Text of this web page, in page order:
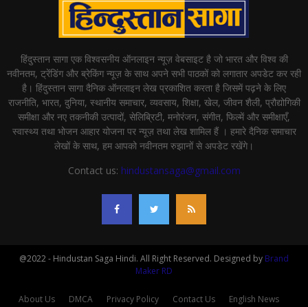
हिंदुस्तान सागा एक विश्वसनीय ऑनलाइन न्यूज़ वेबसाइट है जो भारत और विश्व की
नवीनतम, ट्रेंडिंग और ब्रेकिंग न्यूज़ के साथ अपने सभी पाठकों को लगातार अपडेट कर रही
है। हिंदुस्तान सागा दैनिक ऑनलाइन लेख प्रकाशित करता है जिसमें पढ़ने के लिए
राजनीति, भारत, दुनिया, स्थानीय समाचार, व्यवसाय, शिक्षा, खेल, जीवन शैली, प्रौद्योगिकी
समीक्षा और नए तकनीकी उत्पादों, सेलिब्रिटी, मनोरंजन, संगीत, फिल्में और समीक्षाएँ,
स्वास्थ्य तथा भोजन आहार योजना पर न्यूज़ तथा लेख शामिल हैं । हमारे दैनिक समाचार
लेखों के साथ, हम आपको नवीनतम रुझानों से अपडेट रखेंगे।
Contact us: hindustansaga@gmail.com
@2022 - Hindustan Saga Hindi. All Right Reserved. Designed by Brand
Maker RD
About Us DMCA Privacy Policy Contact Us English News